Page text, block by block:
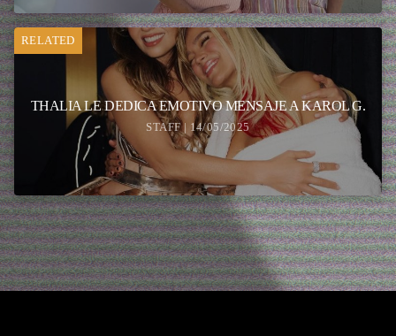
RELATED
THALIA LE DEDICA EMOTIVO MENSAJE A KAROL G.
STAFF | 14/05/2025